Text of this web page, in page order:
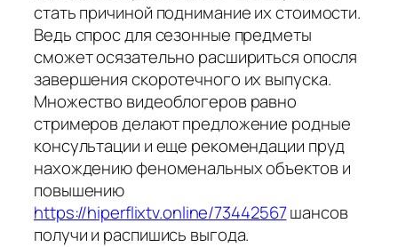
стать причиной поднимание их стоимости.
Ведь спрос для сезонные предметы
сможет осязательно расшириться опосля
завершения скоротечного их выпуска.
Множество видеоблогеров равно
стримеров делают предложение родные
консультации и еще рекомендации пруд
нахождению феноменальных объектов и
повышению
https://hiperflixtv.online/73442567шансов
получи и распишись выгода.